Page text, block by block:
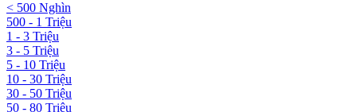
< 500 Nghìn
500 - 1 Triệu
1 - 3 Triệu
3 - 5 Triệu
5 - 10 Triệu
10 - 30 Triệu
30 - 50 Triệu
50 - 80 Triệu